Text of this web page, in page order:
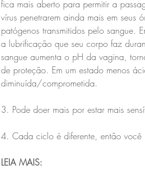
fica mais aberto para permitir a
vírus penetrarem ainda mais em seus
patógenos transmitidos pelo sangue.
a lubrificação que seu corpo faz
sangue aumenta o pH da vagina,
de proteção. Em um estado menos
diminuída/comprometida.
3. Pode doer mais por estar mais
4. Cada ciclo é diferente, então você
LEIA MAIS: